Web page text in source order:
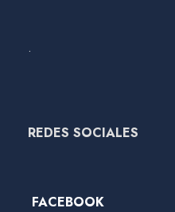
.
REDES SOCIALES
FACEBOOK